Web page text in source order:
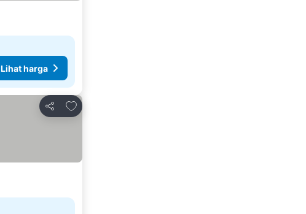
Lihat harga
Kongsi
Tambah ke favorit